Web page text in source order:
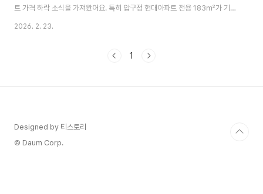
트 가격 하락 소식을 가져왔어요. 특히 압구정 현대아파트 전용 183㎡가 기존
최고가 128억 원에서 최근 100억~110억 원대로 호가가 떨어졌다는 뉴스가
(https://news.nate.com/view/20260223n02221?mid=n1006)를
2026. 2. 23.
1
Designed by 티스토리
© Daum Corp.